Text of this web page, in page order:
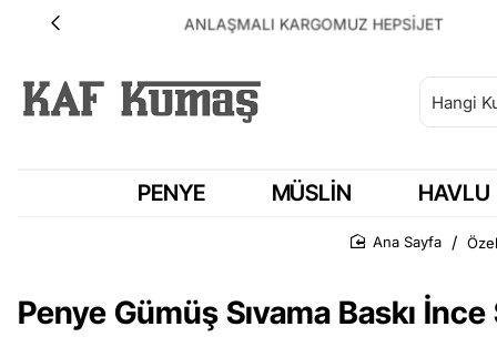
ANLAŞMALI KARGOMUZ HEPSİJET
PENYE MÜSLIN HAVLU
Penye Gümüş Sıvama Baskı
Özel